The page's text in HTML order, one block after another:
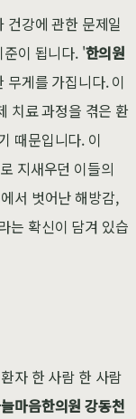
건강에 관한 문제일
이 됩니다. '한의원
무게를 가집니다. 이
치료 과정을 겪은 환
때문입니다. 이
지새우던 이들의
서 벗어난 해방감,
는 확신이 담겨 있습
자 한 사람 한 사람
마음한의원 강동천